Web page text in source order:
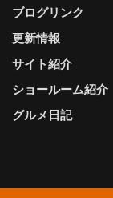
更新情報
サイト紹介
ショールーム紹介
グルメ日記
ブログリンク